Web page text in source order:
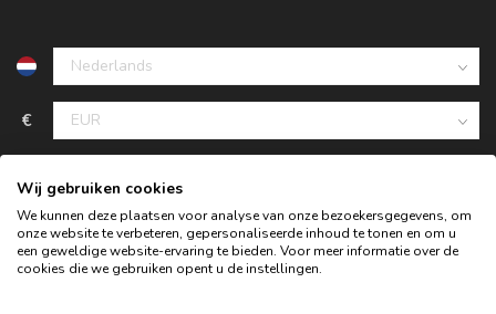
€
Wij gebruiken cookies
We kunnen deze plaatsen voor analyse van onze bezoekersgegevens, om
onze website te verbeteren, gepersonaliseerde inhoud te tonen en om u
een geweldige website-ervaring te bieden. Voor meer informatie over de
cookies die we gebruiken opent u de instellingen.